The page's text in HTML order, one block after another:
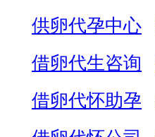
供卵代孕中心
借卵代生咨询
借卵代怀助孕